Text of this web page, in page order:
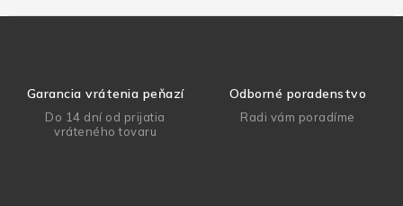
Garancia vrátenia peňazí
Do 14 dní od prijatia
vráteného tovaru
Odborné poradenstvo
Radi vám poradíme